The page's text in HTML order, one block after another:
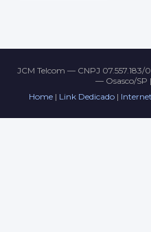
JCM Telcom — CNPJ
— Osasco/SP
Home | Link Dedicado |